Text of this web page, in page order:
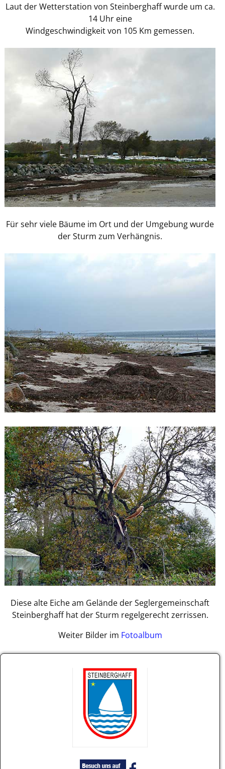
Laut der Wetterstation von Steinberghaff wurde um ca.
14 Uhr eine
Windgeschwindigkeit von 105 Km gemessen.
Für sehr viele Bäume im Ort und der Umgebung wurde
der Sturm zum Verhängnis.
Diese alte Eiche am Gelände der Seglergemeinschaft
Steinberghaff hat der Sturm regelgerecht zerrissen.
Weiter Bilder im Fotoalbum